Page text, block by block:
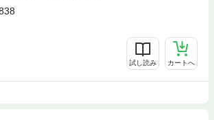
試し読み カートへ